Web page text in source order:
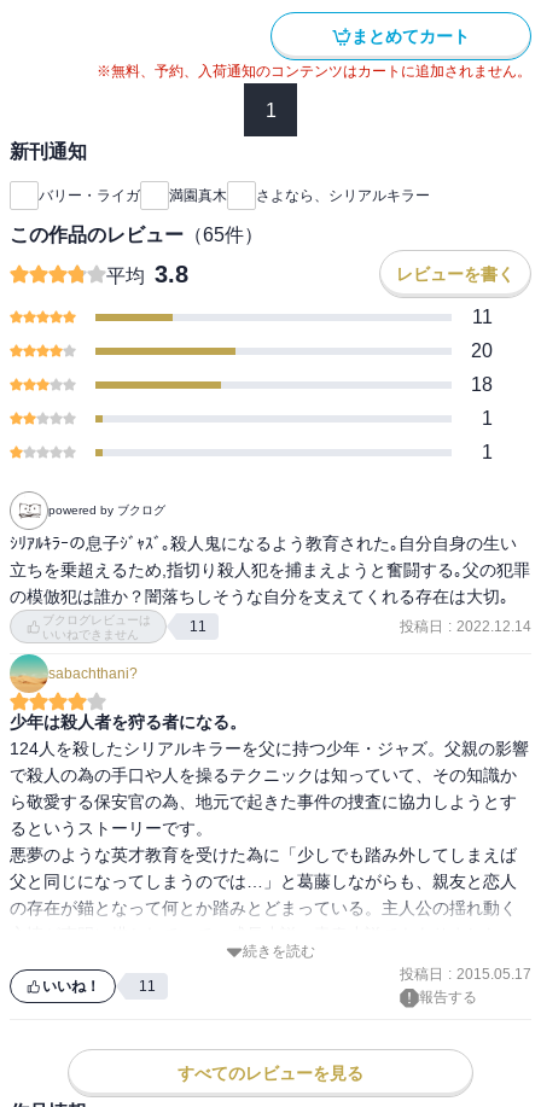
まとめてカート
※無料、予約、入荷通知のコンテンツはカートに追加されません。
1
新刊通知
バリー・ライガ 満園真木 さよなら、シリアルキラー
この作品のレビュー （65件）
平均 3.8 レビューを書く
11
20
18
1
1
powered by ブクログ
ｼﾘｱﾙｷﾗｰの息子ｼﾞｬｽﾞ｡殺人鬼になるよう教育された｡自分自身の生い
立ちを乗超えるため,指切り殺人犯を捕まえようと奮闘する｡父の犯罪
の模倣犯は誰か？闇落ちしそうな自分を支えてくれる存在は大切｡
ブクログレビューは
いいねできません
11 投稿日 : 2022.12.14
sabachthani?
少年は殺人者を狩る者になる。
124人を殺したシリアルキラーを父に持つ少年・ジャズ。父親の影響
で殺人の為の手口や人を操るテクニックは知っていて、その知識か
ら敬愛する保安官の為、地元で起きた事件の捜査に協力しようとす
るというストーリーです。
悪夢のような英才教育を受けた為に「少しでも踏み外してしまえば
父と同じになってしまうのでは…」と葛藤しながらも、親友と恋人
の存在が錨となって何とか踏みとどまっている。主人公の揺れ動く
殺人鬼の息子というレッテルを物ともせず、そばに居てくれる友
人・ハウイーと恋人・コニーの存在が主人公の、そして物語の救い
どうやら三部作らしく、続きが気になるラストです。早く次回作が
刊行される事を期待します。
続きを読む
いいね！ 11
投稿日 : 2015.05.17
報告する
すべてのレビューを見る